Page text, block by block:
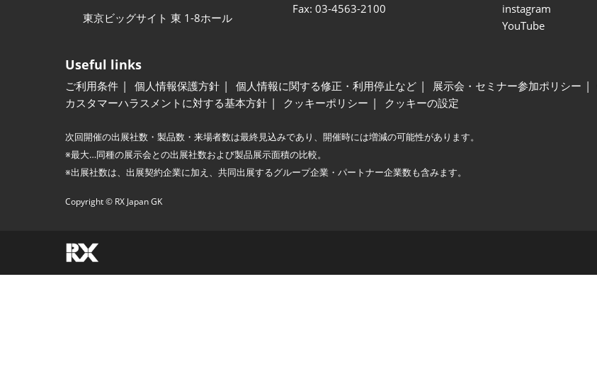
東京ビッグサイト 東 1-8ホール
Fax: 03-4563-2100
instagram
YouTube
Useful links
ご利用条件 個人情報保護方針 個人情報に関する修正・利用停止など 展示会・セミナー参加ポリシー
カスタマーハラスメントに対する基本方針
クッキーポリシー クッキーの設定
次回開催の出展社数・製品数・来場者数は最終見込みであり、開催時には増減の可能性があります。
※最大…同種の展示会との出展社数および製品展示面積の比較。
※出展社数は、出展契約企業に加え、共同出展するグループ企業・パートナー企業数も含みます。
Copyright © RX Japan GK